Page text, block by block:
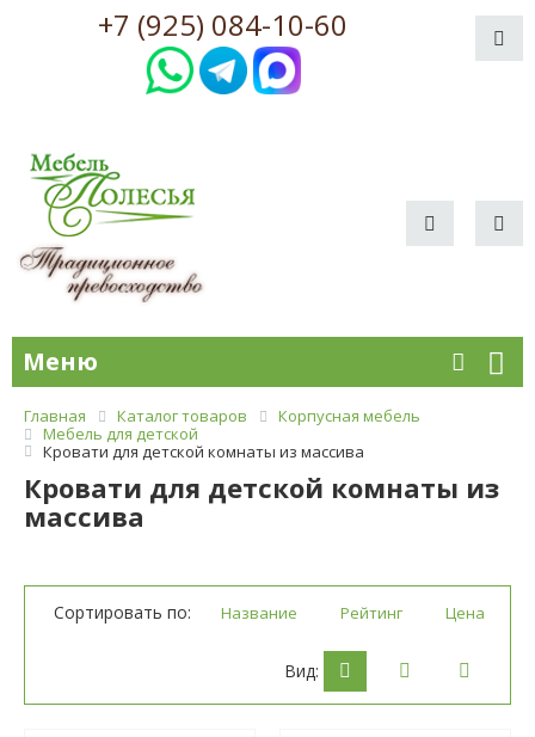
+7 (925) 084-10-60
Меню
Главная Каталог товаров
Корпусная мебель
Мебель для детcкой
Кровати для детской комнаты из массива
Кровати для детской комнаты из
массива
Сортировать по: Название Рейтинг Цена
Вид: